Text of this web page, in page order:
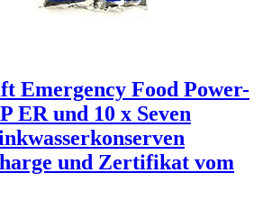
Emergency Food Power-
ER und 10 x Seven
und Zertifikat vom